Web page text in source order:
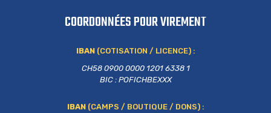
COORDONNÉES POUR VIREMENT
IBAN(COTISATION / LICENCE) :
CH58 0900 0000 1201 6338 1
BIC : POFICHBEXXX
IBAN(CAMPS / BOUTIQUE / DONS) :